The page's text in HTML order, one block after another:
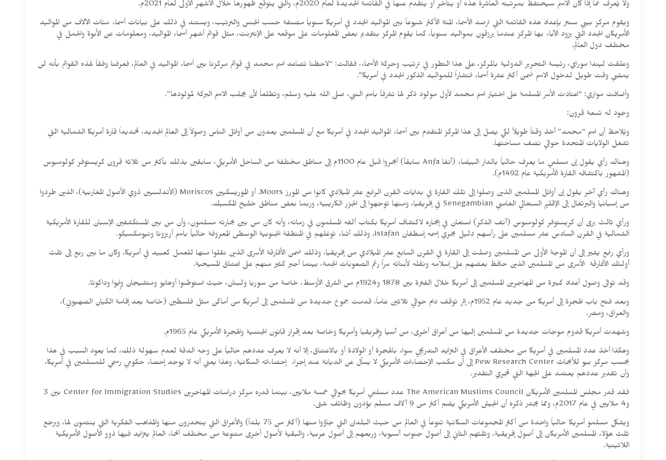
ولا يُعرف عما إذا كان الاسم سيحتفظ بمرتبته العاشرة هذه أو يتأخر أو يتقدم عنها في القائمة الجديدة لعام 2020م، والتي يتوقع ظهورها خلال الأشهر الأولى لعام 2021م.
ويقوم مركز بيبي سنتر بإعداد هذه القائمة التي ترصد الأسماء المئة الأكثر شيوعاً بين المواليد الجدد في أمريكا سنوياً مصنفة حسب الجنس والترتيب، ويستند في ذلك على بيانات أسماء مئات الآلاف من المواليد
الأمريكان الجدد التي يزود الآباء بها المركز عندما يرزقون بمواليد سنوياً، كما يقوم المركز بتقديم بعض المعلومات على موقعه على الإنترنت، مثل قوائم أشهر أسماء المواليد، ومعلومات عن الأبوة والحمل في
مختلف دول العالم.
وعلقت ليندا موراي، رئيسة التحرير الدولية بالمركز، على هذا التطور في ترتيب وحركة الأسماء، فقالت: “لاحظنا تصاعد اسم محمد في قوائم مركزنا بين أسماء المواليد في العالم، فعرفنا وفقاً لهذه القوائم بأنه لن
يمضي وقت طويل لدخول الاسم ضمن أكثر عشرة أسماء انتشاراً للمواليد الذكور الجدد في أمريكا”.
وأضافت مواري: “اعتادت الأسر المسلمة على اختيار اسم محمد لأول مولود ذكر لها تشرفاً باسم النبي، صلى الله عليه وسلم، وتطلعاً لأن يجلب الاسم البركة لمولودها”.
وجود له تسعة قرون:
ويُلاحظ أن اسم “محمد” أخذ وقتاً طويلاً لكي يصل إلى هذا المركز المتقدم بين أسماء المواليد الجدد في أمريكا مع أن المسلمين يعدون من أوائل الناس وصولاً إلى العالم الجديد، تحديداً قارة أمريكا الشمالية التي
تشغل الولايات المتحدة حوالي نصف مساحتها.
وهناك رأي يقول إن مسلمي ما يعرف حالياً بالدار البيضاء (أنفا Anfa سابقاً) أبحروا قبل عام 1100م إلى مناطق مختلفة من الساحل الأمريكي، سابقين بذلك بأكثر من ثلاثة قرون كريستوفر كولومبوس
(المشهور باكتشافه القارة الأمريكية عام 1492م).
وهناك رأي آخر يقول إن أوائل المسلمين الذين وصلوا إلى تلك القارة في بدايات القرن الرابع عشر الميلادي كانوا من المورز Moors. أو الموريسكيين Moriscos (الأندلسيين ذوي الأصول المغاربية)، الذين طردوا
من إسبانيا والبرتغال إلى الإقليم السنغالي الغامبي Senegambian في إفريقيا، ومنها توجهوا إلى الجزر الكاريبية، وربما بعض مناطق خليج المكسيك.
ورأي ثالث يرى أن كريستوفر كولومبوس (آنف الذكر) استعان في إبحاره لاكتشاف أمريكا بكتاب ألفه المسلمون في زمانه، وأنه كان من بين بحارته مسلمون، وأن من بين المستكشفين الإسبان للقارة الأمريكية
الشمالية في القرن السادس عشر مسلمين على رأسهم دليل بحري إسمه إسطفان Istafan، وذلك أثناء توغلهم في المنطقة الجنوبية الوسطى المعروفة حالياً باسم أريزونا ونيومكسيكو.
ورأي رابع يشير إلى أن الموجة الأولى من المسلمين وصلت إلى القارة في القرن السابع عشر الميلادي من إفريقيا، وذلك ضمن الأفارقة الأسرى الذين نقلوا منها للعمل كعبيد في أمريكا، وكان ما بين ربع إلى ثلث
أولئك الأفارقة الأسرى من المسلمين الذين حافظ بعضهم على إسلامه ونقله لأبنائه سراً رغم الصعوبات الجمة، بينما أجبر كثير منهم على اعتناق المسيحية.
وقد توالى وصول أعداد كبيرة من المهاجرين المسلمين إلى أمريكا خلال الفترة بين 1878 و1924م من الشرق الأوسط، خاصة من سوريا ولبنان، حيث استوطنوا أوهايو ومتشيجان وإيوا وداكوتا.
وبعد فتح باب الهجرة إلى أمريكا من جديد عام 1952م، إثر توقف دام حوالي ثلاثين عاماً، قدمت جموع جديدة من المسلمين إلى أمريكا من أماكن مثل فلسطين (خاصة بعد إقامة الكيان الصهيوني)،
والعراق، ومصر.
وشهدت أمريكا قدوم موجات جديدة من المسلمين إليها من أعراق أخرى، من آسيا وإفريقيا وأمريكا وخاصة بعد إقرار قانون الجنسية والهجرة الأمريكي عام 1965م.
وهكذا أخذ عدد المسلمين في أمريكا من مختلف الأعراق في التزايد التدريجي سواء بالهجرة أو الولادة أو بالاعتناق، إلا أنه لا يعرف عددهم حالياً على وجه الدقة لعدم سهولة ذلك، كما يعود السبب في هذا
بحسب مركز بيو للأبحاث Pew Research Center إلى أن مكتب الإحصاءات الأمريكي لا يسأل عن الديانة عند إجراء إحصاءاته السكانية، وهذا يعني أنه لا يوجد إحصاء حكومي رسمي للمسلمين في أمريكا،
وأن تقدير عددهم يعتمد على الجهة التي تجري التقدير.
فقد قدر مجلس المسلمين الأمريكان The American Muslims Council عدد مسلمي أمريكا بحوالي خمسة ملايين، بينما قدره مركز دراسات المهاجرين Center for Immigration Studies بين 3
و4 ملايين في عام 2017م، ومما يجدر ذكره أن الجيش الأمريكي يضم أكثر من 9 آلاف مسلم يؤدون وظائف شتى.
ويشكل مسلمو أمريكا حالياً واحدة من أكثر المجموعات السكانية تنوعاً في العالم من حيث البلدان التي جاؤوا منها (أكثر من 75 بلداً) والأعراق التي ينحدرون منها والمذاهب الفكرية التي ينتمون لها، ويرجع
ثلث هؤلاء المسلمين الأمريكان إلى أصول إفريقية، وثلثهم الثاني إلى أصول جنوب آسيوية، وربعهم إلى أصول عربية، والبقية لأصول أخرى متنوعة من مختلف أنحاء العالم يتزايد فيها ذوو الأصول الأمريكية
اللاتينية.